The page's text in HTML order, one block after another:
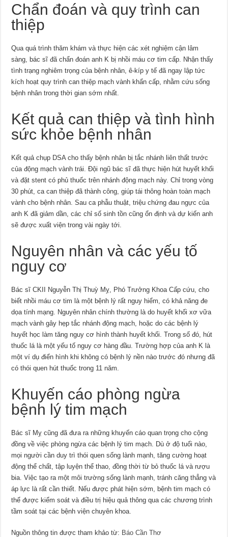
Chẩn đoán và quy trình can
thiệp
Qua quá trình thăm khám và thực hiện các xét nghiệm cận lâm
sàng, bác sĩ đã chẩn đoán anh K bị nhồi máu cơ tim cấp. Nhận thấy
tình trạng nghiêm trọng của bệnh nhân, ê-kíp y tế đã ngay lập tức
kích hoạt quy trình can thiệp mạch vành khẩn cấp, nhằm cứu sống
bệnh nhân trong thời gian sớm nhất.
Kết quả can thiệp và tình hình
sức khỏe bệnh nhân
Kết quả chụp DSA cho thấy bệnh nhân bị tắc nhánh liên thất trước
của động mạch vành trái. Đội ngũ bác sĩ đã thực hiện hút huyết khối
và đặt stent có phủ thuốc trên nhánh động mạch này. Chỉ trong vòng
30 phút, ca can thiệp đã thành công, giúp tái thông hoàn toàn mạch
vành cho bệnh nhân. Sau ca phẫu thuật, triệu chứng đau ngực của
anh K đã giảm dần, các chỉ số sinh tồn cũng ổn định và dự kiến anh
sẽ được xuất viện trong vài ngày tới.
Nguyên nhân và các yếu tố
nguy cơ
Bác sĩ CKII Nguyễn Thị Thuỳ Mỵ, Phó Trưởng Khoa Cấp cứu, cho
biết nhồi máu cơ tim là một bệnh lý rất nguy hiểm, có khả năng đe
dọa tính mạng. Nguyên nhân chính thường là do huyết khối xơ vữa
mạch vành gây hẹp tắc nhánh động mạch, hoặc do các bệnh lý
huyết học làm tăng nguy cơ hình thành huyết khối. Trong số đó, hút
thuốc lá là một yếu tố nguy cơ hàng đầu. Trường hợp của anh K là
một ví dụ điển hình khi không có bệnh lý nền nào trước đó nhưng đã
có thói quen hút thuốc trong 11 năm.
Khuyến cáo phòng ngừa
bệnh lý tim mạch
Bác sĩ Mỵ cũng đã đưa ra những khuyến cáo quan trọng cho cộng
đồng về việc phòng ngừa các bệnh lý tim mạch. Dù ở độ tuổi nào,
mọi người cần duy trì thói quen sống lành mạnh, tăng cường hoạt
động thể chất, tập luyện thể thao, đồng thời từ bỏ thuốc lá và rượu
bia. Việc tạo ra một môi trường sống lành mạnh, tránh căng thẳng và
áp lực là rất cần thiết. Nếu được phát hiện sớm, bệnh tim mạch có
thể được kiểm soát và điều trị hiệu quả thông qua các chương trình
tầm soát tại các bệnh viện chuyên khoa.
Nguồn thông tin được tham khảo từ: Báo Cần Thơ